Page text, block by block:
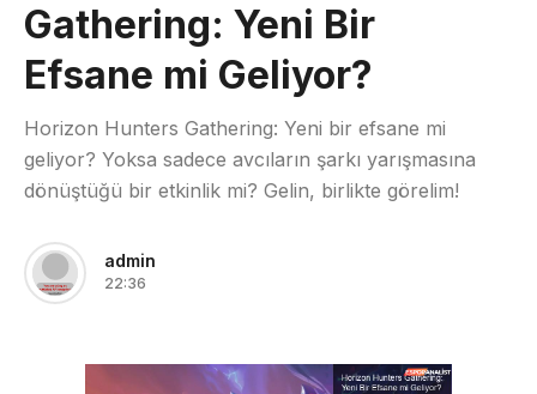
Gathering: Yeni Bir
Efsane mi Geliyor?
Horizon Hunters Gathering: Yeni bir efsane mi
geliyor? Yoksa sadece avcıların şarkı yarışmasına
dönüştüğü bir etkinlik mi? Gelin, birlikte görelim!
admin
22:36